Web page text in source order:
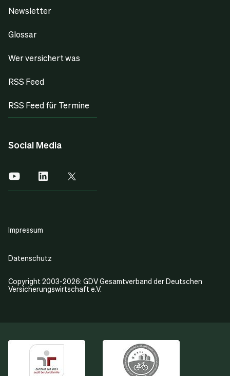
Newsletter
Glossar
Wer versichert was
RSS Feed
RSS Feed für Termine
Social Media
Copyright 2003-2026: GDV Gesamtverband der Deutschen
Versicherungswirtschaft e.V.
Impressum
Datenschutz